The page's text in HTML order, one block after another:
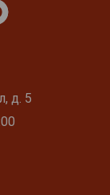
д. 5